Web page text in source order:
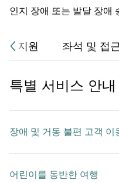
인지 장애 또는 발달 장애
동 지원 좌석 및 접
특별 서비스 안내
장애 및 거동 불편 고객 이
어린이를 동반한 여행